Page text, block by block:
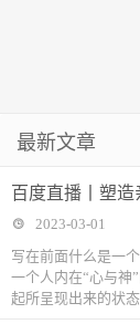
最新文章
百度直播丨塑
2023-03-01
写在前面什么是一
一个人内在“心与神
起所呈现出来的状